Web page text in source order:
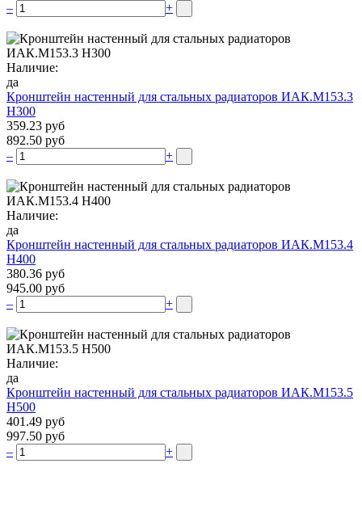
–
+
Наличие:
да
Кронштейн настенный для стальных радиаторов ИАК.М153.3
Н300
359.23 руб
892.50 руб
–
+
Наличие:
да
Кронштейн настенный для стальных радиаторов ИАК.М153.4
Н400
380.36 руб
945.00 руб
–
+
Наличие:
да
Кронштейн настенный для стальных радиаторов ИАК.М153.5
Н500
401.49 руб
997.50 руб
–
+